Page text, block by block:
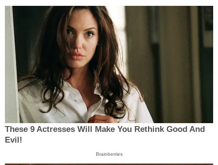
These 9 Actresses Will Make You Rethink Good And
Evil!
Brainberries